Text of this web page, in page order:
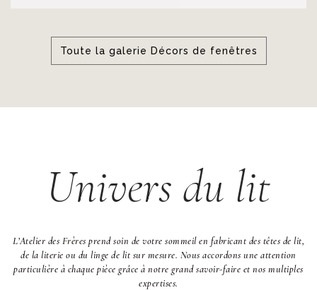
Toute la galerie Décors de fenêtres
Univers du lit
L’Atelier des Frères prend soin de votre sommeil en fabricant des têtes de lit,
de la literie ou du linge de lit sur mesure. Nous accordons une attention
particulière à chaque pièce grâce à notre grand savoir-faire et nos multiples
expertises.